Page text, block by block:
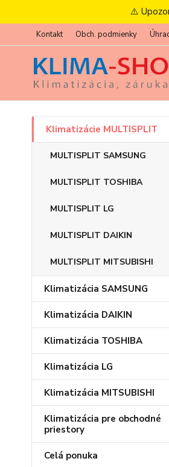
⚠️
Kontakt Obch. podmienky
Klimatizácie MULTISPLIT
MULTISPLIT SAMSUNG
MULTISPLIT TOSHIBA
MULTISPLIT LG
MULTISPLIT DAIKIN
MULTISPLIT MITSUBISHI
Klimatizácia SAMSUNG
Klimatizácia DAIKIN
Klimatizácia TOSHIBA
Klimatizácia LG
Klimatizácia MITSUBISHI
Klimatizácia pre obchodné
priestory
Celá ponuka